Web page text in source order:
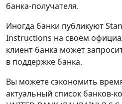
банка-получателя.
Иногда банки публикуют
Instructions на своём
клиент банка может
в поддержке банка.
Вы можете сэкономить
актуальный список банков-